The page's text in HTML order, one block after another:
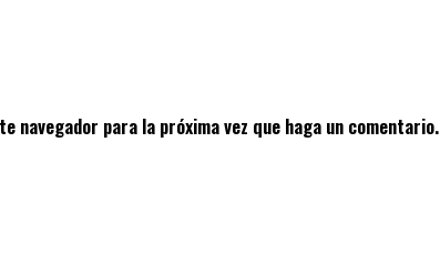
para la próxima vez que haga un comentario.